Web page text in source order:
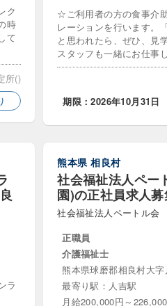
訪問入浴
）
宅型有料老人ホーム
宅介護（看多機）
ク
時
て
所()
☆ご利用者の方の食事介
レーションを行います。
と思われたら、ぜひ、見
スタッフも一緒にお仕事
期限：2026年10月31日
ラ
熊本県 相良村
社会福祉法人ペー
園)の正社員求人
社会福祉法人ペートル会
正職員
介護福祉士
熊本県球磨郡相良村大字
最寄り駅：人吉駅
月給200,000円～